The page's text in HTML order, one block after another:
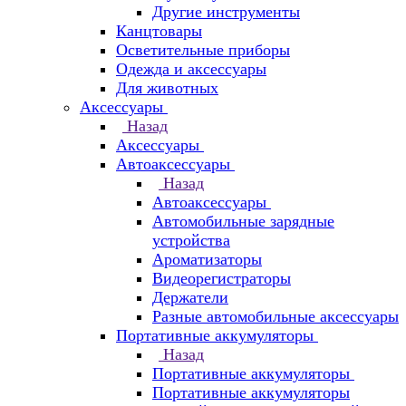
Другие инструменты
Канцтовары
Осветительные приборы
Одежда и аксессуары
Для животных
Аксессуары
Назад
Аксессуары
Автоаксессуары
Назад
Автоаксессуары
Автомобильные зарядные
устройства
Ароматизаторы
Видеорегистраторы
Держатели
Разные автомобильные аксессуары
Портативные аккумуляторы
Назад
Портативные аккумуляторы
Портативные аккумуляторы